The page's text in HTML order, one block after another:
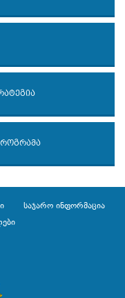
საჯარო ინფორმაცია